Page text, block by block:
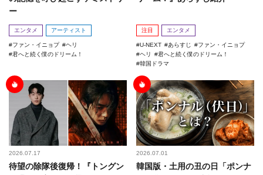
ー
エンタメ アーティスト
ファン・イニョプ
ヘリ
君へと続く僕のドリーム！
注目 エンタメ
U-NEXT あらすじ
ファン・イニョプ
ヘリ
君へと続く僕のドリーム！
韓国ドラマ
2026.07.17
待望の除隊後復帰！『トングン
2026.07.01
韓国版・土用の丑の日「ポンナ